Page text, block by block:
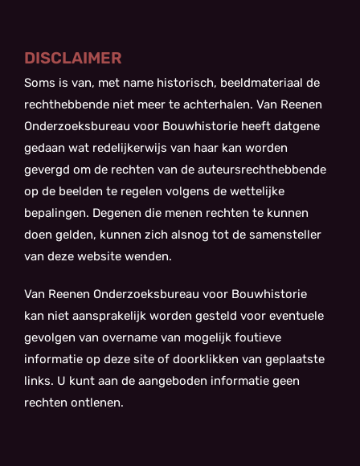
DISCLAIMER
Soms is van, met name historisch, beeldmateriaal de
rechthebbende niet meer te achterhalen. Van Reenen
Onderzoeksbureau voor Bouwhistorie heeft datgene
gedaan wat redelijkerwijs van haar kan worden
gevergd om de rechten van de auteursrechthebbende
op de beelden te regelen volgens de wettelijke
bepalingen. Degenen die menen rechten te kunnen
doen gelden, kunnen zich alsnog tot de samensteller
van deze website wenden.
Van Reenen Onderzoeksbureau voor Bouwhistorie
kan niet aansprakelijk worden gesteld voor eventuele
gevolgen van overname van mogelijk foutieve
informatie op deze site of doorklikken van geplaatste
links. U kunt aan de aangeboden informatie geen
rechten ontlenen.